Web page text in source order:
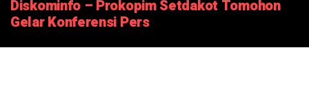
Diskominfo – Prokopim Setdakot Tomohon
Gelar Konferensi Pers